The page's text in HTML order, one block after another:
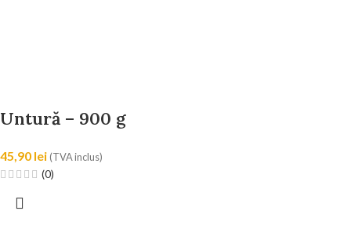
Untură – 900 g
45,90 lei (TVA inclus)
(0)